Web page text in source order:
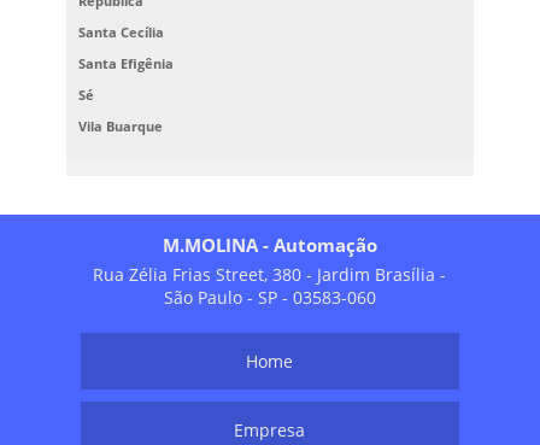
Santa Cecília
Santa Efigênia
Sé
Vila Buarque
M.MOLINA - Automação
Rua Zélia Frias Street, 380 - Jardim Brasília -
São Paulo - SP - 03583-060
Home
Empresa